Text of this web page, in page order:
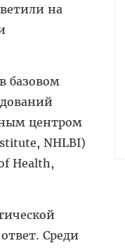
на
базовом
центром
NHLBI)
Health,
Среди